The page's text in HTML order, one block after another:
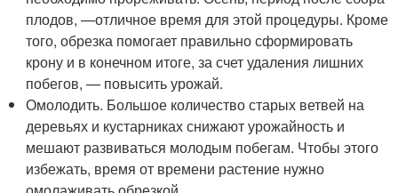
плодов, —отличное время для этой процедуры. Кроме
того, обрезка помогает правильно сформировать
крону и в конечном итоге, за счет удаления лишних
побегов, — повысить урожай.
Омолодить. Большое количество старых ветвей на
деревьях и кустарниках снижают урожайность и
мешают развиваться молодым побегам. Чтобы этого
избежать, время от времени растение нужно